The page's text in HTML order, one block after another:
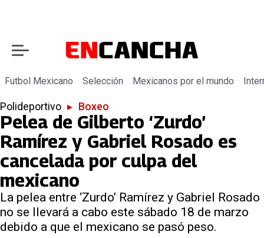
Futbol Mexicano Selección Mexicanos por el mundo
Polideportivo ▸ Boxeo
Pelea de Gilberto ‘Zurdo’
Ramírez y Gabriel Rosado es
cancelada por culpa del
mexicano
La pelea entre ‘Zurdo’ Ramírez y Gabriel Rosado
no se llevará a cabo este sábado 18 de marzo
debido a que el mexicano se pasó peso.